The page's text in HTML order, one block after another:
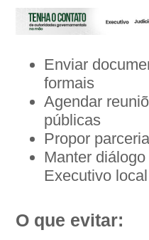
Enviar
formais
Agendar
públicas
Propor
Manter
Executivo local
O que evitar: